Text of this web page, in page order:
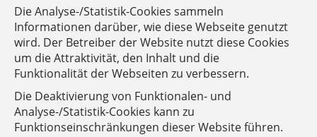
Die Analyse-/Statistik-Cookies sammeln
Informationen darüber, wie diese Webseite genutzt
wird. Der Betreiber der Website nutzt diese Cookies
um die Attraktivität, den Inhalt und die
Funktionalität der Webseiten zu verbessern.
Die Deaktivierung von Funktionalen- und
Analyse-/Statistik-Cookies kann zu
Funktionseinschränkungen dieser Website führen.